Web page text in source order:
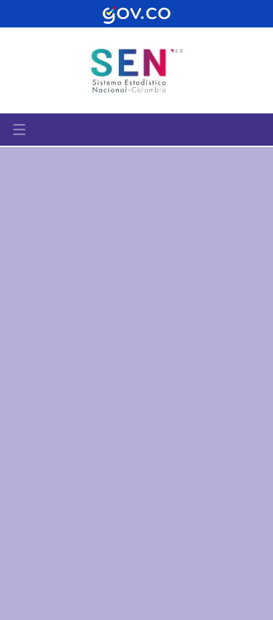
Pasar al contenido principal